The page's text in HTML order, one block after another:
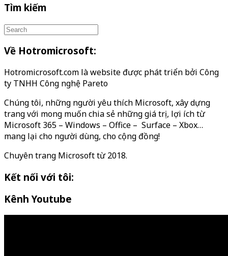
Tìm kiếm
Về Hotromicrosoft:
Hotromicrosoft.com là website được phát triển bởi Công
ty TNHH Công nghệ Pareto
Chúng tôi, những người yêu thích Microsoft, xây dựng
trang với mong muốn chia sẻ những giá trị, lợi ích từ
Microsoft 365 – Windows – Office – Surface – Xbox…
mang lại cho người dùng, cho cộng đồng!
Chuyên trang Microsoft từ 2018.
Kết nối với tôi:
Kênh Youtube